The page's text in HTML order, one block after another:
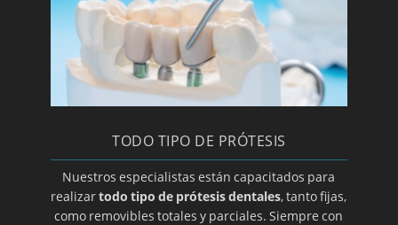
Limpieza bucal
Macroglasia
Maloclusion
Método Gerber para elección de prótesis
Mucocele
Opte por prótesis removibles
Ortodoncia de contención
TODO TIPO DE PRÓTESIS
Nuestros especialistas están capacitados para
realizartodo tipo de prótesis dentales, tanto fijas,
como removibles totales y parciales. Siempre con